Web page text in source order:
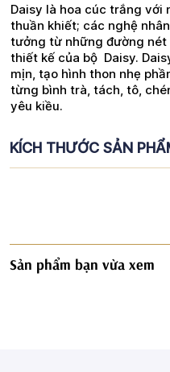
Daisy là hoa cúc trắng với
thuần khiết; các nghệ
tưởng từ những đường nét
thiết kế của bộ Daisy.
mịn, tạo hình thon nhẹ
từng bình trà, tách, tô,
yêu kiều.
KÍCH THƯỚC SẢN
Sản phẩm bạn vừa xem